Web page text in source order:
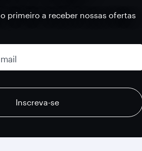
primeiro a receber nossas ofertas
Inscreva-se